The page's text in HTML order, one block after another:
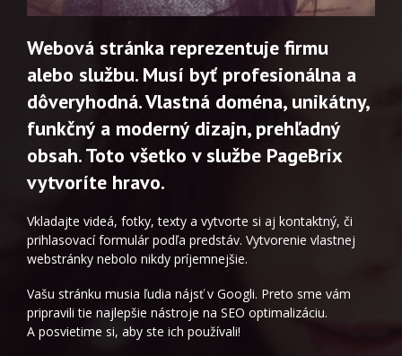
Webová stránka reprezentuje firmu
alebo službu. Musí byť profesionálna a
dôveryhodná. Vlastná doména, unikátny,
funkčný a moderný dizajn, prehľadný
obsah. Toto všetko v službe PageBrix
vytvoríte hravo.
Vkladajte videá, fotky, texty a vytvorte si aj kontaktný, či
prihlasovací formulár podľa predstáv. Vytvorenie vlastnej
webstránky nebolo nikdy príjemnejšie.
Vašu stránku musia ľudia nájsť v Googli. Preto sme vám
pripravili tie najlepšie nástroje na SEO optimalizáciu.
A posvietime si, aby ste ich používali!